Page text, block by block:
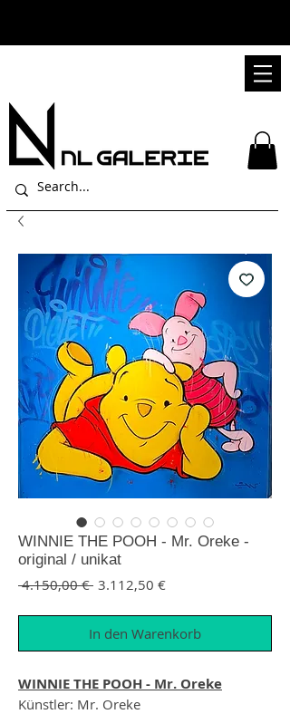
WINNIE THE POOH - Mr. Oreke -
original / unikat
4.150,00 € Standardpreis
3.112,50 €Sale-Preis
In den Warenkorb
WINNIE THE POOH - Mr. Oreke
Künstler: Mr. Oreke